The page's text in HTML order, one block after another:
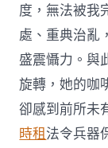
度，無法被我
處、重典治亂
盛震懾力。與
旋轉，她的咖
卻感到前所未
時租法令兵器